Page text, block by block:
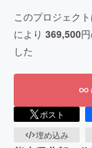
このプロジェクト
により 369,500
した
ポスト
埋め込み